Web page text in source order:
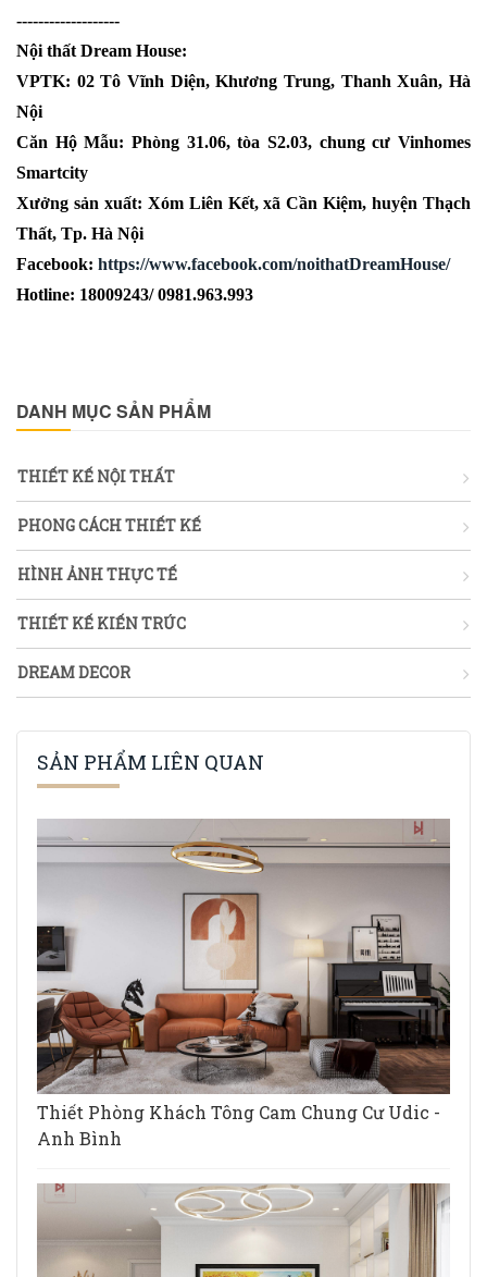
-------------------
Nội thất Dream House:
VPTK: 02 Tô Vĩnh Diện, Khương Trung, Thanh Xuân, Hà
Nội
Căn Hộ Mẫu: Phòng 31.06, tòa S2.03, chung cư Vinhomes
Smartcity
Xưởng sản xuất: Xóm Liên Kết, xã Cần Kiệm, huyện Thạch
Thất, Tp. Hà Nội
Facebook: https://www.facebook.com/noithatDreamHouse/
Hotline: 18009243/ 0981.963.993
DANH MỤC SẢN PHẨM
THIẾT KẾ NỘI THẤT
PHONG CÁCH THIẾT KẾ
HÌNH ẢNH THỰC TẾ
THIẾT KẾ KIẾN TRÚC
DREAM DECOR
SẢN PHẨM LIÊN QUAN
Thiết Phòng Khách Tông Cam Chung Cư Udic -
Anh Bình